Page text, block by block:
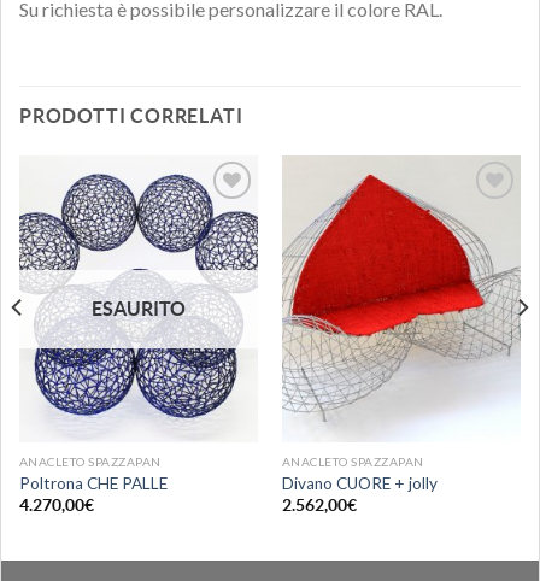
Su richiesta è possibile personalizzare il colore RAL.
PRODOTTI CORRELATI
Aggiungi
alla lista
dei
desideri
ESAURITO
ANACLETO SPAZZAPAN
Poltrona CHE PALLE
4.270,00€
Aggiungi
alla lista
dei
desideri
ANACLETO SPAZZAPAN
Divano CUORE + jolly
2.562,00€